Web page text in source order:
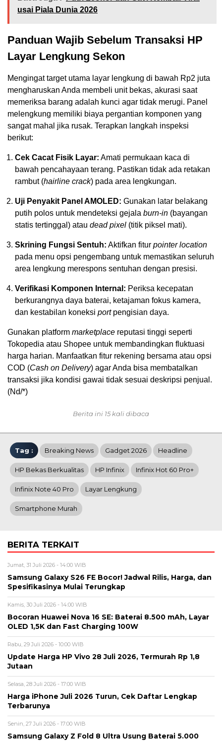
usai Piala Dunia 2026
Panduan Wajib Sebelum Transaksi HP
Layar Lengkung Sekon
Mengingat target utama layar lengkung di bawah Rp2 juta
mengharuskan Anda membeli unit bekas, akurasi saat
memeriksa barang adalah kunci agar tidak merugi. Panel
melengkung memiliki biaya pergantian komponen yang
sangat mahal jika rusak. Terapkan langkah inspeksi
berikut:
Cek Cacat Fisik Layar: Amati permukaan kaca di
bawah pencahayaan terang. Pastikan tidak ada retakan
rambut (hairline crack) pada area lengkungan.
Uji Penyakit Panel AMOLED: Gunakan latar belakang
putih polos untuk mendeteksi gejala burn-in (bayangan
statis tertinggal) atau dead pixel (titik piksel mati).
Skrining Fungsi Sentuh: Aktifkan fitur pointer location
pada menu opsi pengembang untuk memastikan seluruh
area lengkung merespons sentuhan dengan presisi.
Verifikasi Komponen Internal: Periksa kecepatan
berkurangnya daya baterai, ketajaman fokus kamera,
dan kestabilan koneksi portpengisian daya.
Gunakan platform marketplace reputasi tinggi seperti
Tokopedia atau Shopee untuk membandingkan fluktuasi
harga harian. Manfaatkan fitur rekening bersama atau opsi
COD (Cash on Delivery) agar Anda bisa membatalkan
transaksi jika kondisi gawai tidak sesuai deskripsi penjual.
(Nd/*)
Berita ini 15 kali dibaca
Tag : Breaking News Gadget 2026 Headline
HP Bekas Berkualitas HP Infinix Infinix Hot 60 Pro+
Infinix Note 40 Pro Layar Lengkung
Smartphone Murah
BERITA TERKAIT
Jumat, 31 Juli 2026 - 14:00 WIB
Samsung Galaxy S26 FE Bocor! Jadwal Rilis, Harga, dan
Spesifikasinya Mulai Terungkap
Kamis, 30 Juli 2026 - 14:00 WIB
Bocoran Huawei Nova 16 SE: Baterai 8.500 mAh, Layar
OLED 1,5K dan Fast Charging 100W
Rabu, 29 Juli 2026 - 10:00 WIB
Update Harga HP Vivo 28 Juli 2026, Termurah Rp 1,8
Jutaan
Selasa, 28 Juli 2026 - 17:00 WIB
Harga iPhone Juli 2026 Turun, Cek Daftar Lengkap
Terbarunya
Senin, 27 Juli 2026 - 17:00 WIB
Samsung Galaxy Z Fold 8 Ultra Usung Baterai 5.000